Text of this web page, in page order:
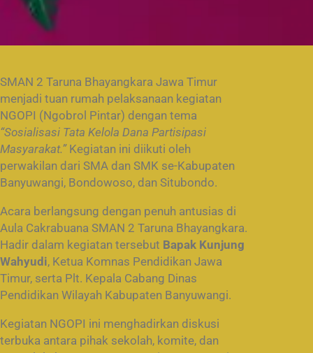
SMAN 2 Taruna Bhayangkara Jawa Timur
menjadi tuan rumah pelaksanaan kegiatan
NGOPI (Ngobrol Pintar) dengan tema
“Sosialisasi Tata Kelola Dana Partisipasi
Masyarakat.”Kegiatan ini diikuti oleh
perwakilan dari SMA dan SMK se-Kabupaten
Banyuwangi, Bondowoso, dan Situbondo.
Acara berlangsung dengan penuh antusias di
Aula Cakrabuana SMAN 2 Taruna Bhayangkara.
Hadir dalam kegiatan tersebut Bapak Kunjung
Wahyudi, Ketua Komnas Pendidikan Jawa
Timur, serta Plt. Kepala Cabang Dinas
Pendidikan Wilayah Kabupaten Banyuwangi.
Kegiatan NGOPI ini menghadirkan diskusi
terbuka antara pihak sekolah, komite, dan